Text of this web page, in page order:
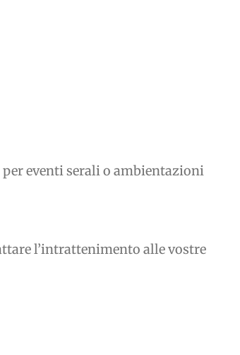
eventi serali o ambientazioni
l’intrattenimento alle vostre